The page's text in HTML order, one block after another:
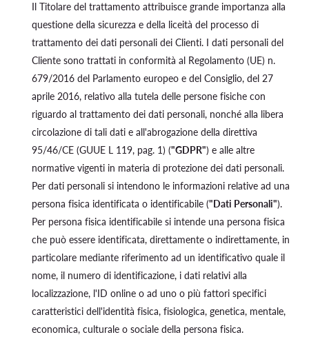
Il Titolare del trattamento attribuisce grande importanza alla
questione della sicurezza e della liceità del processo di
trattamento dei dati personali dei Clienti. I dati personali del
Cliente sono trattati in conformità al Regolamento (UE) n.
679/2016 del Parlamento europeo e del Consiglio, del 27
aprile 2016, relativo alla tutela delle persone fisiche con
riguardo al trattamento dei dati personali, nonché alla libera
circolazione di tali dati e all'abrogazione della direttiva
95/46/CE (GUUE L 119, pag. 1) ("GDPR") e alle altre
normative vigenti in materia di protezione dei dati personali.
Per dati personali si intendono le informazioni relative ad una
persona fisica identificata o identificabile ("Dati Personali").
Per persona fisica identificabile si intende una persona fisica
che può essere identificata, direttamente o indirettamente, in
particolare mediante riferimento ad un identificativo quale il
nome, il numero di identificazione, i dati relativi alla
localizzazione, l'ID online o ad uno o più fattori specifici
caratteristici dell'identità fisica, fisiologica, genetica, mentale,
economica, culturale o sociale della persona fisica.